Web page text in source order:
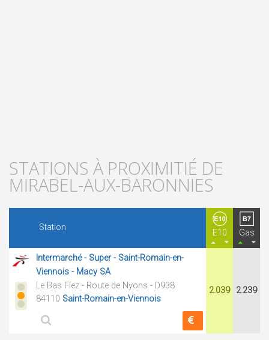
STATIONS À PROXIMITIÉ DE
MIRABEL-AUX-BARONNIES
Station
E10 Gas
Intermarché - Super - Saint-Romain-en-
Viennois - Macy SA
Le Bas Flez - Route de Nyons - D938
84110 Saint-Romain-en-Viennois
2.039 2.239